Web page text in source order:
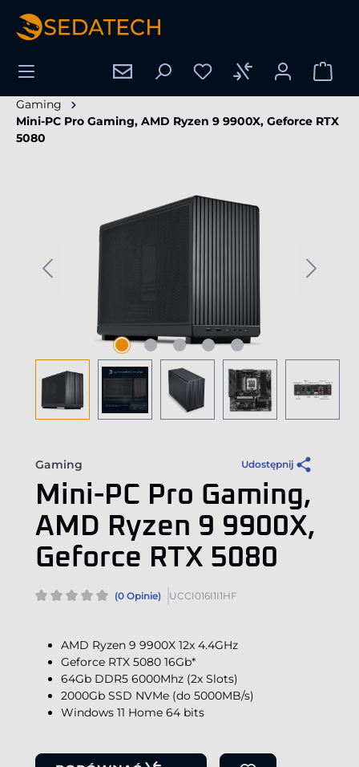
zawartości
Gaming
Mini-PC Pro Gaming, AMD Ryzen 9 9900X, Geforce RTX
5080
Gaming Udostępnij
Mini-PC Pro Gaming,
AMD Ryzen 9 9900X,
Geforce RTX 5080
(0 Opinie) UCCI016I1I1HF
AMD Ryzen 9 9900X 12x 4.4GHz
Geforce RTX 5080 16Gb*
64Gb DDR5 6000Mhz (2x Slots)
2000Gb SSD NVMe (do 5000MB/s)
Windows 11 Home 64 bits